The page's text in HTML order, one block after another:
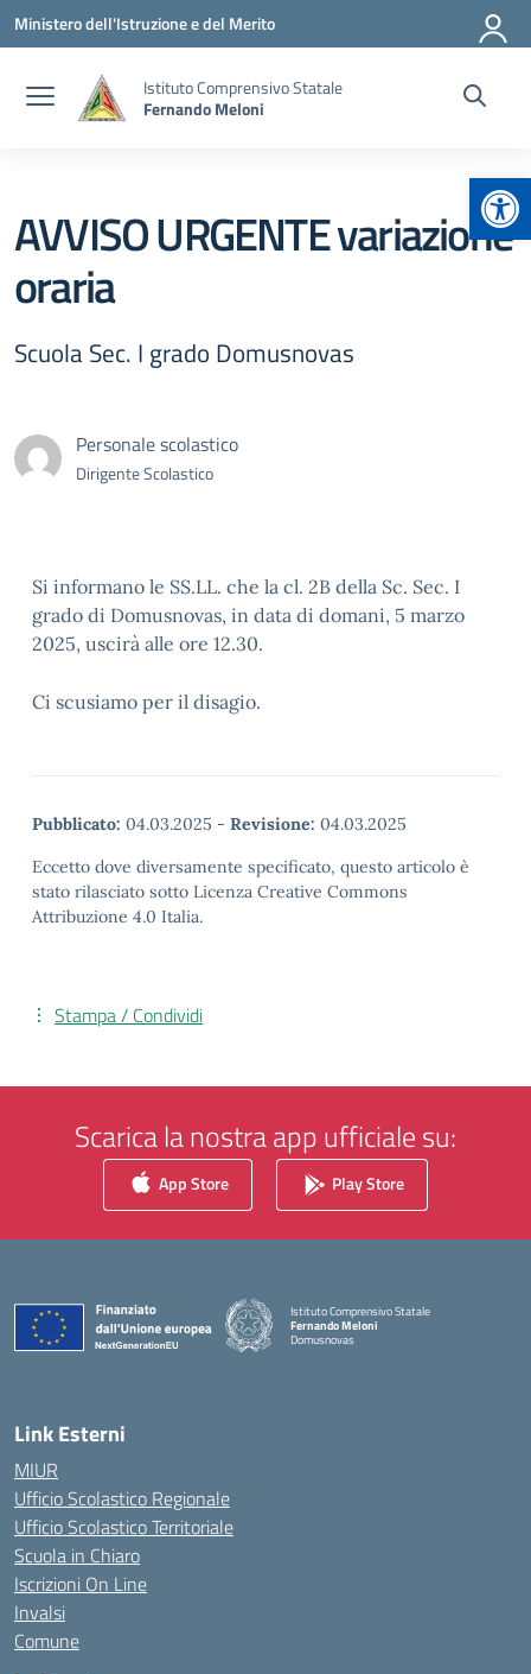
Vai ai contenuti
Vai al menu di navigazione
Vai al footer
Ministero dell'Istruzione e del Merito
Istituto Comprensivo Statale
Fernando Meloni
AVVISO URGENTE variazione
oraria
Scuola Sec. I grado Domusnovas
Personale scolastico
Dirigente Scolastico
Si informano le SS.LL. che la cl. 2B della Sc. Sec. I
grado di Domusnovas, in data di domani, 5 marzo
2025, uscirà alle ore 12.30.
Ci scusiamo per il disagio.
Pubblicato: 04.03.2025 - Revisione: 04.03.2025
Eccetto dove diversamente specificato, questo articolo è
stato rilasciato sotto Licenza Creative Commons
Attribuzione 4.0 Italia.
Stampa / Condividi
Scarica la nostra app ufficiale su:
App Store Play Store
Istituto Comprensivo Statale
Fernando Meloni
Domusnovas
Link Esterni
MIUR
Ufficio Scolastico Regionale
Ufficio Scolastico Territoriale
Scuola in Chiaro
Iscrizioni On Line
Invalsi
Comune